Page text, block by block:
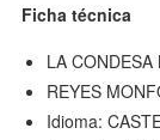
Ficha técnica
LA CONDESA
REYES
Idioma: